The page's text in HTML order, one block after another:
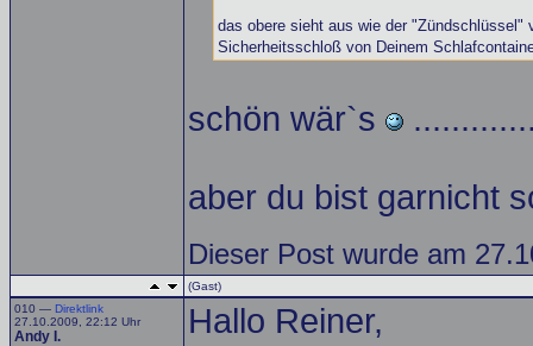
das obere sieht aus wie der "Zündschlüssel"
Sicherheitsschloß von Deinem
schön wär`s
aber du bist garnicht
Dieser Post wurde am
(Gast)
010 — Direktlink
27.10.2009, 22:12 Uhr
Andy I. Hallo Reiner,